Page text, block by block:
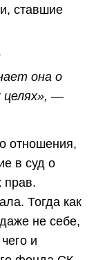
ставшие
она о
—
отношения,
в суд о
прав.
Тогда как
не себе,
и